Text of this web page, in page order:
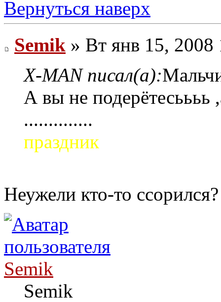
Вернуться наверх
Semik » Вт янв 15, 2008
X-MAN писал(а):
А вы не подерётесьььь
..............
праздник
Неужели кто-то ссорился?
Semik
Semik